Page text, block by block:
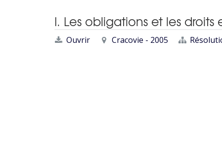
I. Les obligations et les
Ouvrir Cracovie - 2005